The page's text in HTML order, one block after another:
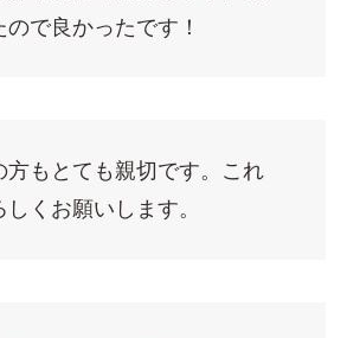
ので良かったです！
方もとても親切です。これ
くお願いします。